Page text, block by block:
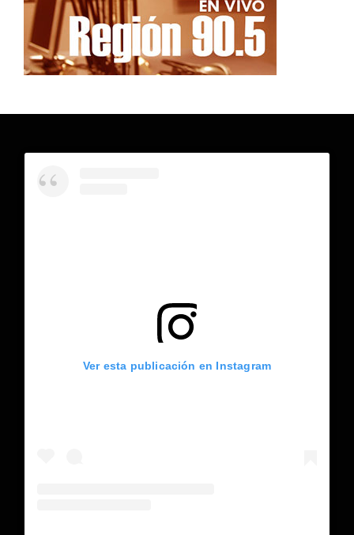
Ver esta publicación en Instagram